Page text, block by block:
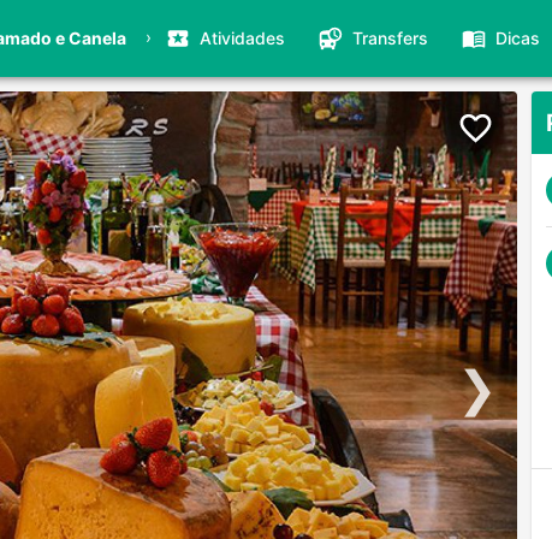
e Canela › Atividades Transfers Dicas
❯